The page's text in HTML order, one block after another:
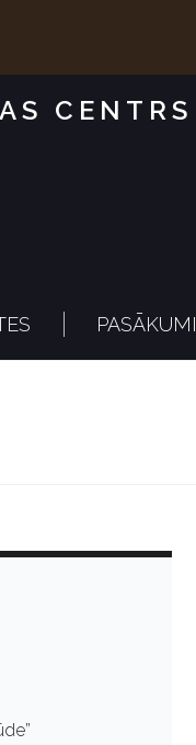
CENTRS
PASĀKUMI